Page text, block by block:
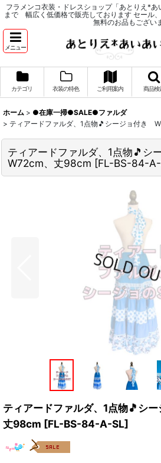
フラメンコ衣装・ドレスショップ「あとりえ*
まで 幅広く低価格で販売しております セール
無料のお品もござい
メニュー
カテゴリ 衣装の特色 ご利用案内 商品検
ホーム > ●在庫一掃●SALE●ファルダ
> ティアードファルダ、1点物🎵シージョ付き
ティアードファルダ、1点物🎵シ
W72cm、丈98cm [FL-BS-84-
ティアードファルダ、1点物🎵シ
丈98cm [FL-BS-84-A-SL]